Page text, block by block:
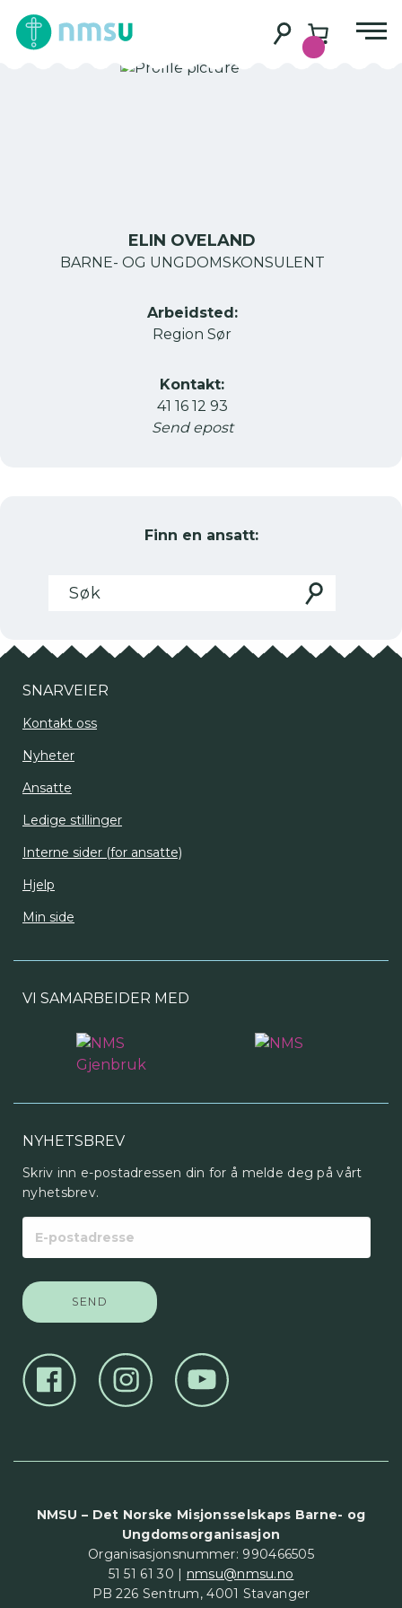
ELIN OVELAND
BARNE- OG UNGDOMSKONSULENT
Arbeidsted:
Region Sør
Kontakt:
41 16 12 93
Send epost
Finn en ansatt:
Søk
Søk
SNARVEIER
Kontakt oss
Nyheter
Ansatte
Ledige stillinger
Interne sider (for ansatte)
Hjelp
Min side
VI SAMARBEIDER MED
NYHETSBREV
Skriv inn e-postadressen din for å melde deg på vårt
nyhetsbrev.
postadresse
NMSU – Det Norske Misjonsselskaps Barne- og
Ungdomsorganisasjon
Organisasjonsnummer: 990466505
51 51 61 30 | nmsu@nmsu.no
PB 226 Sentrum, 4001 Stavanger